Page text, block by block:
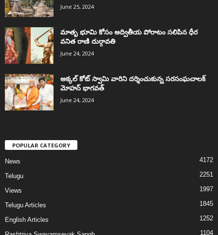
June 25, 2024
మాతృ భూమి కోసం అద్వితీయ పోరాటం సలిపిన ధీర
వనిత రాణి దుర్గావతి
June 24, 2024
అక్కల్‌ కోట్‌ స్వామి వారిని దర్శించుకున్న సరసంఘచాలక్
మోహన్ భాగవత్
June 24, 2024
POPULAR CATEGORY
News 4172
Telugu 2251
Views 1997
Telugu Articles 1845
English Articles 1252
1104